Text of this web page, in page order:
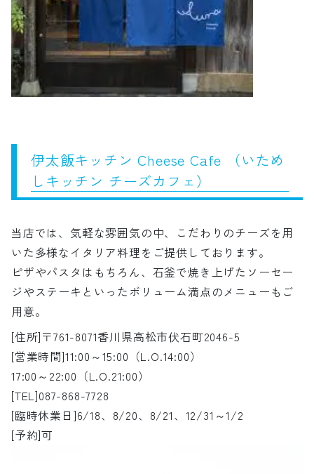
伊太飯キッチン Cheese Cafe （いため
しキッチン チーズカフェ）
当店では、気軽な雰囲気の中、こだわりのチーズを用
いた多様なイタリア料理をご提供しております。
ピザやパスタはもちろん、石釜で焼き上げたソーセー
ジやステーキといったボリューム満点のメニューもご
用意。
[住所]〒761-8071香川県高松市伏石町2046-5
[営業時間]11:00～15:00（L.O.14:00）
17:00～22:00（L.O.21:00）
[TEL]087-868-7728
[臨時休業日]6/18、8/20、8/21、12/31～1/2
[予約]可